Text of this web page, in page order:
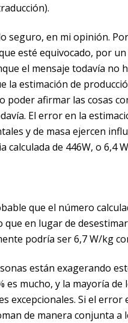
seguro, en mi opinión.
esté equivocado, por
el mensaje todavía no
la estimación de
afirmar las cosas
El error en la
y de masa ejercen
calculada de 446W, o 6,4
que el número
en lugar de
podría ser 6,7 W/kg
están exagerando
es mucho, y la mayoría
excepcionales. Si el
de manera conjunta a